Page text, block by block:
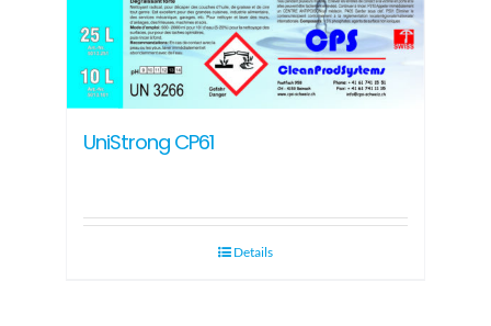
UniStrong CP61
Details